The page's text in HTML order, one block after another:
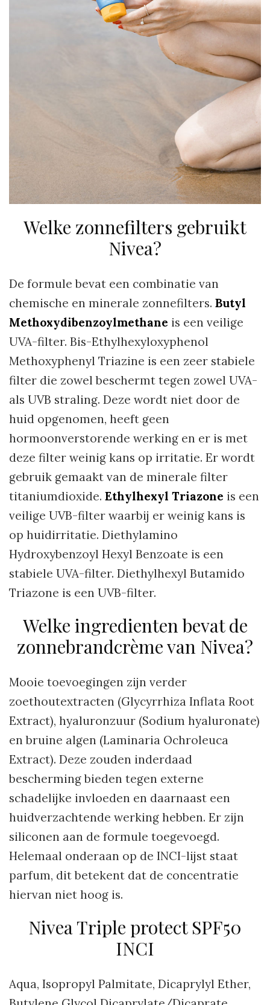
Welke zonnefilters gebruikt
Nivea?
De formule bevat een combinatie van
chemische en minerale zonnefilters. Butyl
Methoxydibenzoylmethane is een veilige
UVA-filter. Bis-Ethylhexyloxyphenol
Methoxyphenyl Triazine is een zeer stabiele
filter die zowel beschermt tegen zowel UVA-
als UVB straling. Deze wordt niet door de
huid opgenomen, heeft geen
hormoonverstorende werking en er is met
deze filter weinig kans op irritatie. Er wordt
gebruik gemaakt van de minerale filter
titaniumdioxide. Ethylhexyl Triazone is een
veilige UVB-filter waarbij er weinig kans is
op huidirritatie. Diethylamino
Hydroxybenzoyl Hexyl Benzoate is een
stabiele UVA-filter. Diethylhexyl Butamido
Triazone is een UVB-filter.
Welke ingredienten bevat de
zonnebrandcrème van Nivea?
Mooie toevoegingen zijn verder
zoethoutextracten (Glycyrrhiza Inflata Root
Extract), hyaluronzuur (Sodium hyaluronate)
en bruine algen (Laminaria Ochroleuca
Extract). Deze zouden inderdaad
bescherming bieden tegen externe
schadelijke invloeden en daarnaast een
huidverzachtende werking hebben. Er zijn
siliconen aan de formule toegevoegd.
Helemaal onderaan op de INCI-lijst staat
parfum, dit betekent dat de concentratie
hiervan niet hoog is.
Nivea Triple protect SPF50
INCI
Aqua, Isopropyl Palmitate, Dicaprylyl Ether,